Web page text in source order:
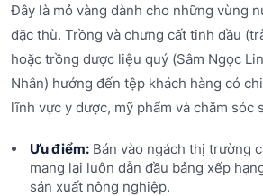
Đây là mỏ vàng dành cho những vùng
đặc thù. Trồng và chưng cất tinh dầu
hoặc trồng dược liệu quý (Sâm Ngọc
Nhân) hướng đến tệp khách hàng có
lĩnh vực y dược, mỹ phẩm và chăm sóc
Ưu điểm:Bán vào ngách thị trường
mang lại luôn dẫn đầu bảng xếp
sản xuất nông nghiệp.